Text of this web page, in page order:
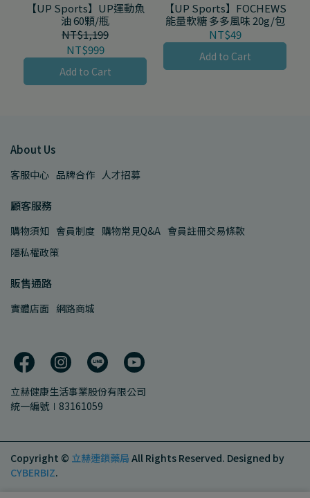
【UP Sports】UP運動魚
油 60顆/瓶
NT$999
NT$1,199
Add to Cart
【UP Sports】FOCHEWS
能量軟糖 多多風味 20g/包
NT$49
Add to Cart
About Us
客服中心 品牌合作 人才招募
顧客服務
購物須知 會員制度 購物常見Q&A 會員註冊交易條款
隱私權政策
販售通路
實體店面 網路商城
立赫健康生活事業股份有限公司
統一編號∣83161059
Copyright © 立赫連鎖藥局 All Rights Reserved. Designed by
CYBERBIZ.